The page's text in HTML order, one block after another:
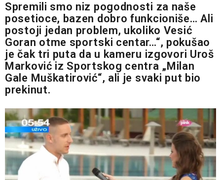
Spremili smo niz pogodnosti za naše
posetioce, bazen dobro funkcioniše… Ali
postoji jedan problem, ukoliko Vesić
Goran otme sportski centar…“, pokušao
je čak tri puta da u kameru izgovori Uroš
Marković iz Sportskog centra „Milan
Gale Muškatirović“, ali je svaki put bio
prekinut.